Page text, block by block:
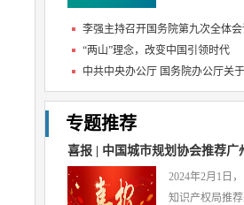
李强主持召开国务院第九次全体
“两山”理念，改变中国引领时代
中共中央办公厅 国务院办公厅关
专题推荐
喜报 | 中国城市规划协会推荐广
2024年2月1日
知识产权局推